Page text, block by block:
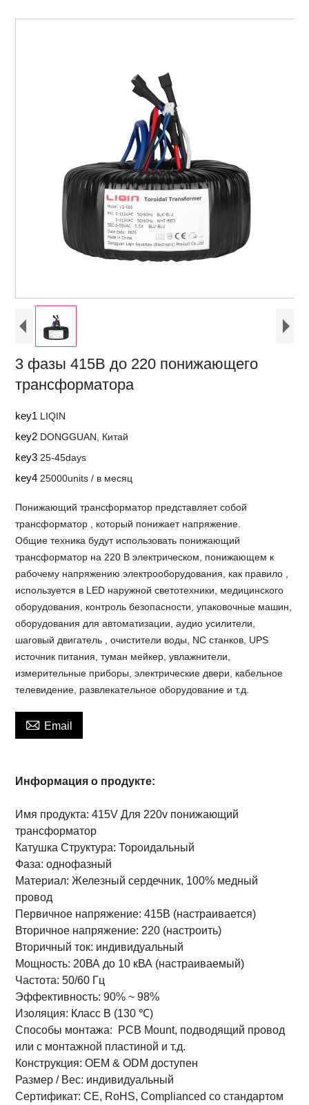
3 фазы 415В до 220 понижающего
трансформатора
key1 LIQIN
key2 DONGGUAN, Китай
key3 25-45days
key4 25000units / в месяц
Понижающий трансформатор представляет собой
трансформатор , который понижает напряжение.
Общие техника будут использовать понижающий
трансформатор на 220 В электрическом, понижающем к
рабочему напряжению электрооборудования, как правило ,
используется в LED наружной светотехники, медицинского
оборудования, контроль безопасности, упаковочные машин,
оборудования для автоматизации, аудио усилители,
шаговый двигатель , очистители воды, NC станков, UPS
источник питания, туман мейкер, увлажнители,
измерительные приборы, электрические двери, кабельное
телевидение, развлекательное оборудование и т.д.
 Email
Информация о продукте:
Имя продукта: 415V Для 220v понижающий
трансформатор
Катушка Структура: Тороидальный
Фаза: однофазный
Материал: Железный сердечник, 100% медный
провод
Первичное напряжение: 415В (настраивается)
Вторичное напряжение: 220 (настроить)
Вторичный ток: индивидуальный
Мощность: 20ВА до 10 кВА (настраиваемый)
Частота: 50/60 Гц
Эффективность: 90% ~ 98%
Изоляция: Класс B (130 ℃)
Способы монтажа: PCB Mount, подводящий провод
или с монтажной пластиной и т.д.
Конструкция: OEM & ODM доступен
Размер / Вес: индивидуальный
Сертификат: CE, RoHS, Complianced со стандартом